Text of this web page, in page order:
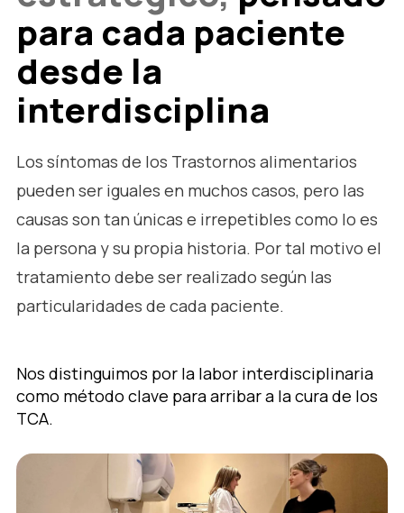
para cada paciente
desde la
interdisciplina
Los síntomas de los Trastornos alimentarios
pueden ser iguales en muchos casos, pero las
causas son tan únicas e irrepetibles como lo es
la persona y su propia historia. Por tal motivo el
tratamiento debe ser realizado según las
particularidades de cada paciente.
Nos distinguimos por la labor interdisciplinaria
como método clave para arribar a la cura de los
TCA.